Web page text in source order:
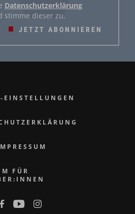
JETZT ABONNIEREN
Datenschutzerklärung
stimme dieser zu.
EINSTELLUNGEN
FÜR